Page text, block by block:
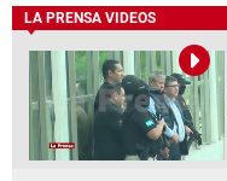
LA PRENSA VIDEOS